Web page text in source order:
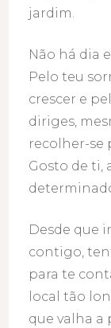
jardim.
Não há dia
Pelo teu
crescer e
diriges,
recolher-se
Gosto de ti,
Desde que
contigo,
para te
local tão
que valha a